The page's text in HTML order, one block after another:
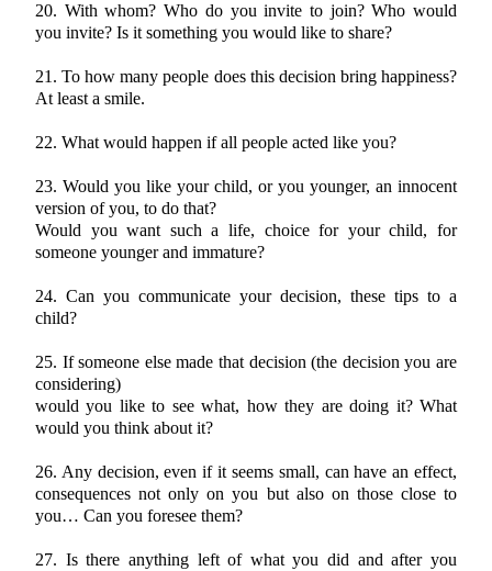
20. With whom? Who do you invite to join? Who would
you invite? Is it something you would like to share?
21. To how many people does this decision bring happiness?
At least a smile.
22. What would happen if all people acted like you?
23. Would you like your child, or you younger, an innocent
version of you, to do that?
Would you want such a life, choice for your child, for
someone younger and immature?
24. Can you communicate your decision, these tips to a
child?
25. If someone else made that decision (the decision you are
considering)
would you like to see what, how they are doing it? What
would you think about it?
26. Any decision, even if it seems small, can have an effect,
consequences not only on you but also on those close to
you… Can you foresee them?
27. Is there anything left of what you did and after you